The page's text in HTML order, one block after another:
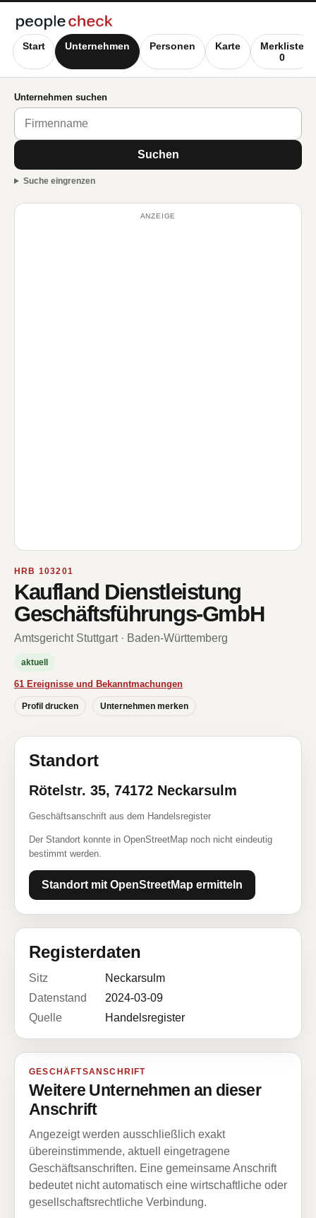
Start Unternehmen Personen Karte
Merkliste
0
Unternehmen suchen
Suchen
Suche eingrenzen
ANZEIGE
HRB 103201
Kaufland Dienstleistung
Geschäftsführungs-GmbH
Amtsgericht Stuttgart · Baden-Württemberg
aktuell
61 Ereignisse und Bekanntmachungen
Profil drucken Unternehmen merken
Standort
Rötelstr. 35, 74172 Neckarsulm
Geschäftsanschrift aus dem Handelsregister
Der Standort konnte in OpenStreetMap noch nicht eindeutig
bestimmt werden.
Standort mit OpenStreetMap ermitteln
Registerdaten
Sitz
Neckarsulm
Datenstand
2024-03-09
Quelle
Handelsregister
GESCHÄFTSANSCHRIFT
Weitere Unternehmen an dieser
Anschrift
Angezeigt werden ausschließlich exakt
übereinstimmende, aktuell eingetragene
Geschäftsanschriften. Eine gemeinsame Anschrift
bedeutet nicht automatisch eine wirtschaftliche oder
gesellschaftsrechtliche Verbindung.